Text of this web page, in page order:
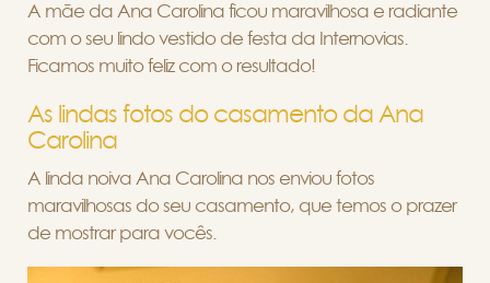
A mãe da Ana Carolina ficou maravilhosa e radiante
com o seu lindo vestido de festa da Internovias.
Ficamos muito feliz com o resultado!
As lindas fotos do casamento da Ana
Carolina
A linda noiva Ana Carolina nos enviou fotos
maravilhosas do seu casamento, que temos o prazer
de mostrar para vocês.